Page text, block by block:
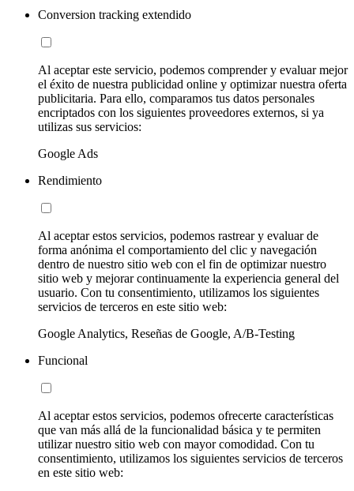
Conversion tracking extendido
Al aceptar este servicio, podemos comprender y evaluar mejor
el éxito de nuestra publicidad online y optimizar nuestra oferta
publicitaria. Para ello, comparamos tus datos personales
encriptados con los siguientes proveedores externos, si ya
utilizas sus servicios:
Google Ads
Rendimiento
Al aceptar estos servicios, podemos rastrear y evaluar de
forma anónima el comportamiento del clic y navegación
dentro de nuestro sitio web con el fin de optimizar nuestro
sitio web y mejorar continuamente la experiencia general del
usuario. Con tu consentimiento, utilizamos los siguientes
servicios de terceros en este sitio web:
Google Analytics, Reseñas de Google, A/B-Testing
Funcional
Al aceptar estos servicios, podemos ofrecerte características
que van más allá de la funcionalidad básica y te permiten
utilizar nuestro sitio web con mayor comodidad. Con tu
consentimiento, utilizamos los siguientes servicios de terceros
en este sitio web: